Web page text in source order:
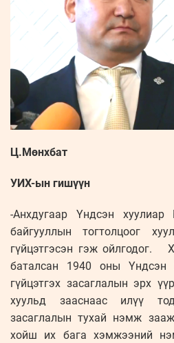
Ц.Мөнхбат
УИХ-ын гишүүн
-Анхдугаар Үндсэн
байгууллын тогтолцоог
гүйцэтгэсэн гэж ойлгодог.
баталсан 1940 оны Үндсэн
гүйцэтгэх засаглалын эрх
хуульд зааснаас илүү
засаглалын тухай нэмж
хойш их бага хэмжээний